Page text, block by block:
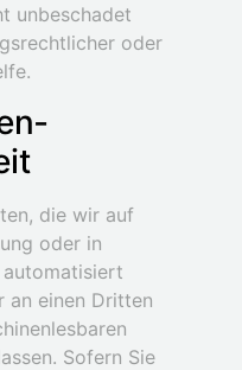
unbeschadet
oder
die wir auf
oder in
an einen Dritten
Sofern Sie